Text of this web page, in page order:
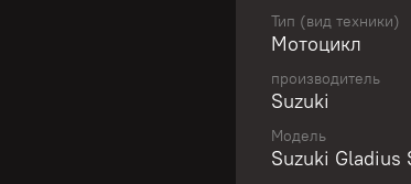
Свяжитесь с
Современный
Гарантирована
тормозной
Тип (вид техники)
Мотоцикл
производитель
Suzuki
Модель
Suzuki Gladius